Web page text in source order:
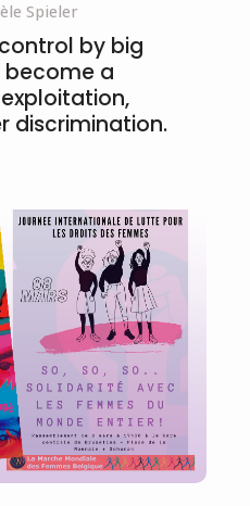
Spieler
by big
a
discrimination.